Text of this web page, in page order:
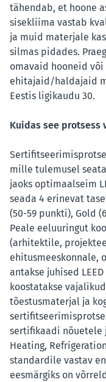
tähendab, et hoone
sisekliima vastab
ja muid materjale
silmas pidades.
omavaid hooneid
ehitajaid/haldajaid
Eestis ligikaudu 30.
Kuidas see protsess
mille tulemusel
jaoks optimaalseim
seada 4 erinevat
(50-59 punkti), Gold
Peale eeluuringut
(arhitektile,
ehitusmeeskonnale,
antakse juhised
koostatakse
tõestusmaterjal ja
sertifikaadi nõuetele
Heating,
standardile vastav
eesmärgiks on